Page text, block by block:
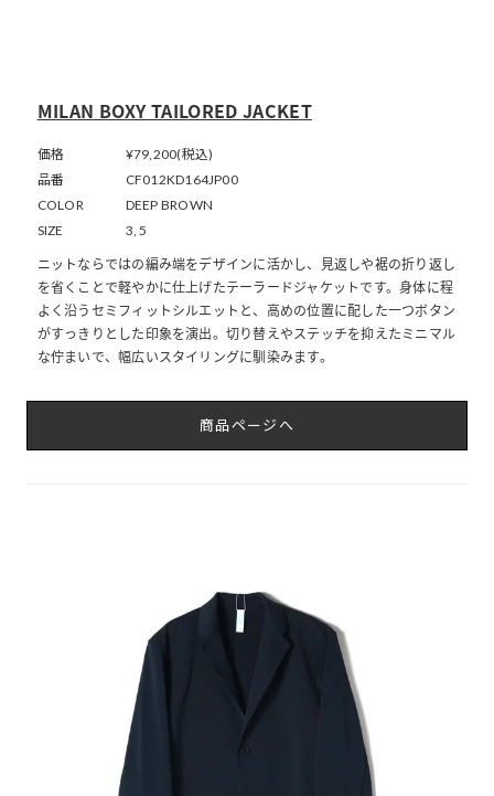
MILAN BOXY TAILORED JACKET
価格
¥79,200(税込)
品番
CF012KD164JP00
COLOR
DEEP BROWN
SIZE
3, 5
ニットならではの編み端をデザインに活かし、見返しや裾の折り返し
を省くことで軽やかに仕上げたテーラードジャケットです。身体に程
よく沿うセミフィットシルエットと、高めの位置に配した一つボタン
がすっきりとした印象を演出。切り替えやステッチを抑えたミニマル
な佇まいで、幅広いスタイリングに馴染みます。
商品ページへ